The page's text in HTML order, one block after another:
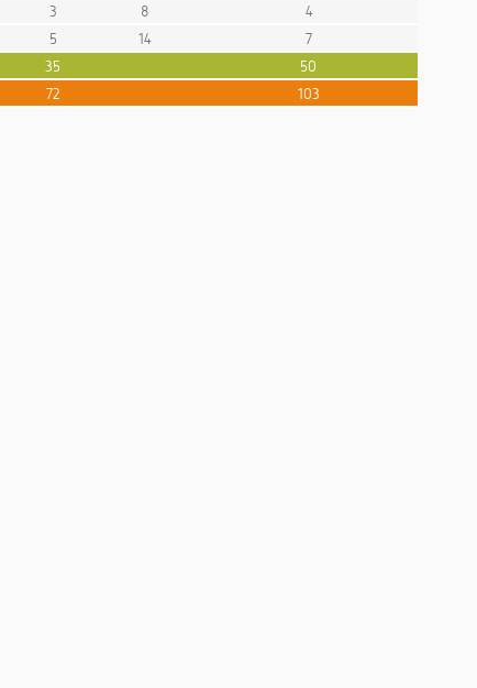
3 8
4
5 14
7
35
50
72 103